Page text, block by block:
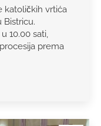
katoličkih vrtića
Bistricu.
10.00 sati,
prema